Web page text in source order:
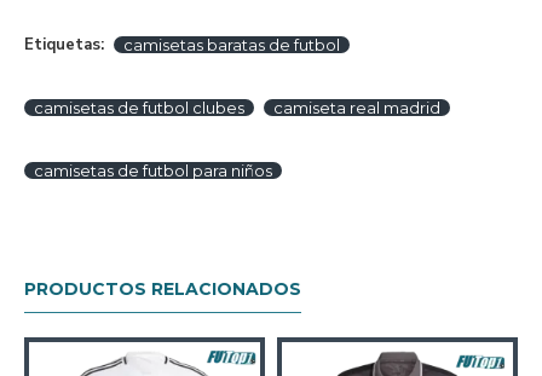
Etiquetas: camisetas baratas de futbol
camisetas de futbol clubes camiseta real madrid
camisetas de futbol para niños
PRODUCTOS RELACIONADOS